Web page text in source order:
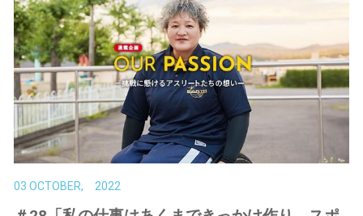
03 OCTOBER, 2022